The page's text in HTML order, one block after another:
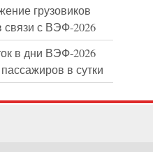
грузовиков
связи с ВЭФ-2026
в дни ВЭФ-2026
в сутки